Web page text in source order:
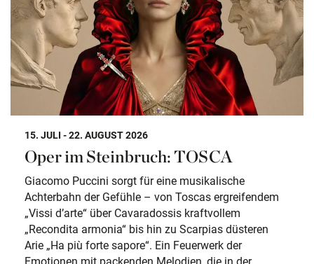
15. JULI - 22. AUGUST 2026
Oper im Steinbruch: TOSCA
Giacomo Puccini sorgt für eine musikalische
Achterbahn der Gefühle – von Toscas ergreifendem
„Vissi d’arte“ über Cavaradossis kraftvollem
„Recondita armonia“ bis hin zu Scarpias düsteren
Arie „Ha più forte sapore“. Ein Feuerwerk der